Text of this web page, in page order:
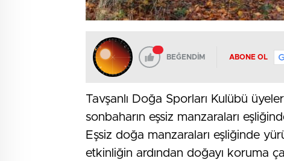
BEĞENDİM ABONE OL
Tavşanlı Doğa Sporları Kulübü
sonbaharın eşsiz manzaraları
Eşsiz doğa manzaraları eşliğinde
etkinliğin ardından doğayı koruma